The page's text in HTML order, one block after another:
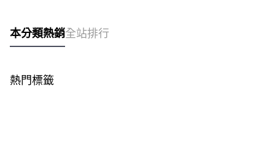
本分類熱銷全站排行
熱門標籤